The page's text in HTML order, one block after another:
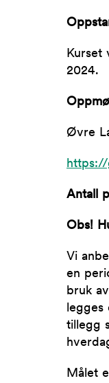
Kurset
2024.
Øvre
https://
Antall
Obs!
Vi
en
bruk
legges
tillegg
Målet